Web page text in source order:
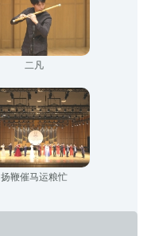
二凡
扬鞭催马运粮忙